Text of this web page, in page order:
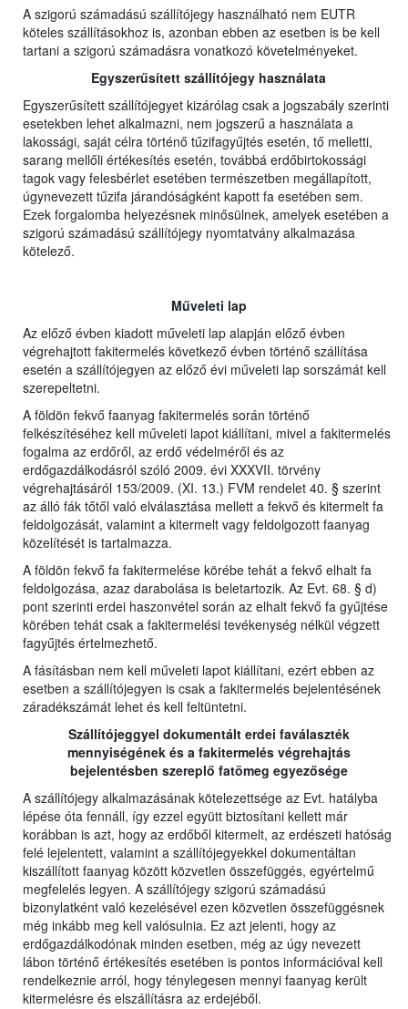
A szigorú számadású szállítójegy használható nem EUTR
köteles szállításokhoz is, azonban ebben az esetben is be kell
tartani a szigorú számadásra vonatkozó követelményeket.
Egyszerűsített szállítójegy használata
Egyszerűsített szállítójegyet kizárólag csak a jogszabály szerinti
esetekben lehet alkalmazni, nem jogszerű a használata a
lakossági, saját célra történő tűzifagyűjtés esetén, tő melletti,
sarang mellőli értékesítés esetén, továbbá erdőbirtokossági
tagok vagy felesbérlet esetében természetben megállapított,
úgynevezett tűzifa járandóságként kapott fa esetében sem.
Ezek forgalomba helyezésnek minősülnek, amelyek esetében a
szigorú számadású szállítójegy nyomtatvány alkalmazása
kötelező.
Műveleti lap
Az előző évben kiadott műveleti lap alapján előző évben
végrehajtott fakitermelés következő évben történő szállítása
esetén a szállítójegyen az előző évi műveleti lap sorszámát kell
szerepeltetni.
A földön fekvő faanyag fakitermelés során történő
felkészítéséhez kell műveleti lapot kiállítani, mivel a fakitermelés
fogalma az erdőről, az erdő védelméről és az
erdőgazdálkodásról szóló 2009. évi XXXVII. törvény
végrehajtásáról 153/2009. (XI. 13.) FVM rendelet 40. § szerint
az álló fák tőtől való elválasztása mellett a fekvő és kitermelt fa
feldolgozását, valamint a kitermelt vagy feldolgozott faanyag
közelítését is tartalmazza.
A földön fekvő fa fakitermelése körébe tehát a fekvő elhalt fa
feldolgozása, azaz darabolása is beletartozik. Az Evt. 68. § d)
pont szerinti erdei haszonvétel során az elhalt fekvő fa gyűjtése
körében tehát csak a fakitermelési tevékenység nélkül végzett
fagyűjtés értelmezhető.
A fásításban nem kell műveleti lapot kiállítani, ezért ebben az
esetben a szállítójegyen is csak a fakitermelés bejelentésének
záradékszámát lehet és kell feltüntetni.
Szállítójeggyel dokumentált erdei faválaszték
mennyiségének és a fakitermelés végrehajtás
bejelentésben szereplő fatömeg egyezősége
A szállítójegy alkalmazásának kötelezettsége az Evt. hatályba
lépése óta fennáll, így ezzel együtt biztosítani kellett már
korábban is azt, hogy az erdőből kitermelt, az erdészeti hatóság
felé lejelentett, valamint a szállítójegyekkel dokumentáltan
kiszállított faanyag között közvetlen összefüggés, egyértelmű
megfelelés legyen. A szállítójegy szigorú számadású
bizonylatként való kezelésével ezen közvetlen összefüggésnek
még inkább meg kell valósulnia. Ez azt jelenti, hogy az
erdőgazdálkodónak minden esetben, még az úgy nevezett
lábon történő értékesítés esetében is pontos információval kell
rendelkeznie arról, hogy ténylegesen mennyi faanyag került
kitermelésre és elszállításra az erdejéből.